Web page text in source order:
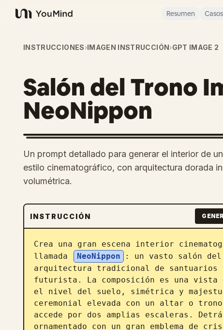
YouMind
Resumen
INSTRUCCIONES›IMAGEN INSTRUCCIÓN›GPT IMAGE 2
Salón del Trono
NeoNippon
Un prompt detallado para generar el interior de
estilo cinematográfico, con arquitectura dorada
volumétrica.
INSTRUCCIÓN
Crea una gran escena interior
llamada
NeoNippon
: un vasto salón
arquitectura tradicional de santuarios
futurista. La composición es una vista
el nivel del suelo, simétrica y
ceremonial elevada con un altar o
accede por dos amplias escaleras.
ornamentado con un gran emblema de